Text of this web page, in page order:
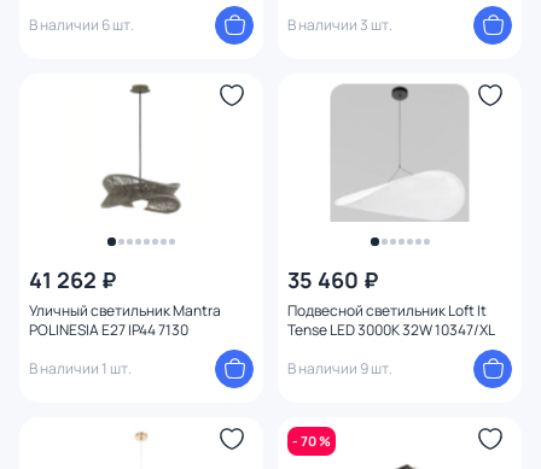
В наличии 6 шт.
В наличии 3 шт.
41 262 ₽
Уличный светильник Mantra
POLINESIA E27 IP44 7130
В наличии 1 шт.
35 460 ₽
Подвесной светильник Loft It
Tense LED 3000K 32W 10347/XL
В наличии 9 шт.
- 70 %